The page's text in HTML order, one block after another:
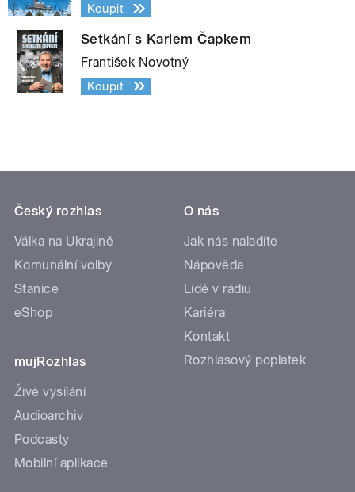
Koupit
Setkání s Karlem Čapkem
František Novotný
Koupit
Český rozhlas
Válka na Ukrajině
Komunální volby
Stanice
eShop
mujRozhlas
Živé vysílání
Audioarchiv
Podcasty
Mobilní aplikace
O nás
Jak nás naladíte
Nápověda
Lidé v rádiu
Kariéra
Kontakt
Rozhlasový poplatek